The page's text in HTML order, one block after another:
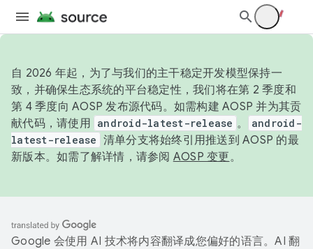
自 2026 年起，为了与我们的主干稳定开发模型保持一
致，并确保生态系统的平台稳定性，我们将在第 2 季度和
第 4 季度向 AOSP 发布源代码。如需构建 AOSP 并为其贡
献代码，请使用 android-latest-release 。
android-
latest-release 清单分支将始终引用推送到 AOSP 的最
新版本。如需了解详情，请参阅 AOSP 变更。
Google 会使用 AI 技术将内容翻译成您偏好的语言。AI 翻